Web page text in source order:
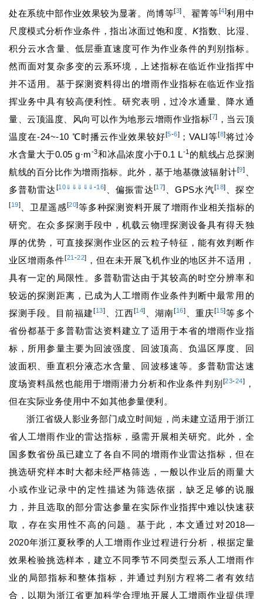
处在系统中部作业效果较为显著。尚博等[3] 、翟菁等[4]利用中
尺度模式分析作业条件，指出冰面过饱和度、K指数、比湿、
积分云水含量、低层垂直速度可作为作业条件的判别指标。
然而面对复杂多变的云系环境，上述指标在临近作业指挥中
并不适用。基于探测资料得出的增雨作业指标在临近作业指
挥业务中具有较高便利性。研究表明，过冷水通量、降水通
量、云顶温度、风向可以作为地形云增雨作业指标[7] ，当云顶
温度在-24~-10 ℃时播云作业效果较好[5-6] ；VALI等[8]将过冷
水含量大于0.05 g·m-3和冰晶浓度小于0.1 L-1 的航线占总探测
航线的百分比作为增雨指标。此外，基于地基微波辐射计[9]
多普勒雷达 [10⇓ ⇓ ⇓ ⇓ ⇓ -16] 、偏振雷达[17] 、GPS水汽[18] 、探空
[19] 、卫星遥感[20]等多种探测资料开展了增雨作业相关指标的
研究。在众多探测手段中，机载云物理探测设备具有得天独
厚的优势，可直接探测作业区的云粒子特征，能有效判断作
业区增雨条件[21 -22] ，但在未开展飞机作业的地区并不适用，
具有一定的局限性。多普勒雷达由于其较高的时空分辨率和
较远的探测距离，已成为人工增雨作业条件判断中最常用的
探测手段。目前福建[13] 、江西[14] 、湖南[16] 、重庆[15]等多个
省份都基于多普勒雷达资料建立了适用于本省的增雨作业指
标，所用参量主要为回波强度、回波顶高、负温区厚度、回
波面积、垂直积分液态水含量、回波移速等。多普勒雷达速
度场资料虽然也能用于增雨潜力分析和作业条件判别 [23-24] ，
但在实际业务使用中不如其他参量便利。
浙江省级人影业务部门成立时间短，尚未建立适用于浙江
省人工增雨作业的雷达指标，亟需开展相关研究。此外，全
国多数省份虽已建立了各自不同的增雨作业雷达指标，但在
挑选研究样本时大都未经严格筛选，一般以作业后的雨量大
小或作业记录中的定性描述为筛选依据，缺乏足够的说服
力，并且选取的部分雷达参量在实际作业指挥中难以快速获
取，存在实用性不高的问题。基于此，本文通过对2018—
2020年浙江夏秋季的人工增雨作业过程进行分析，根据定量
效果检验挑选样本，建立不同季节不同类型云系人工增雨作
业的局部指标和整体指标，并通过判别方程将二者有效结
合，以期为浙江省更加科学合理地开展人工增雨作业提供理